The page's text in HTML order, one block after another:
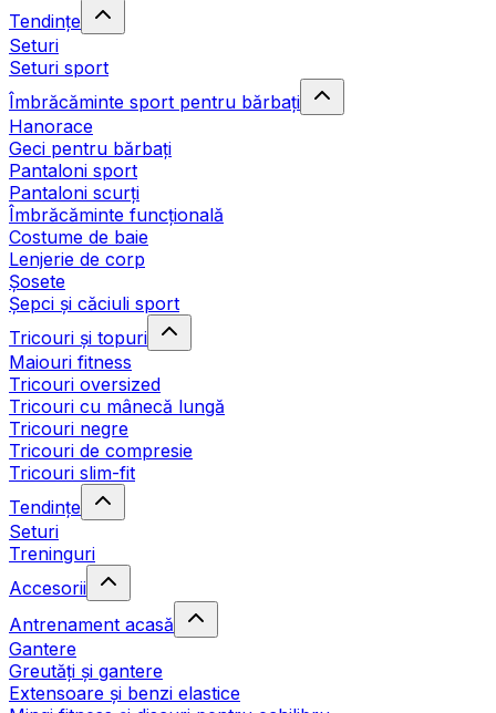
Tendințe
Seturi
Seturi sport
Îmbrăcăminte sport pentru bărbați
Hanorace
Geci pentru bărbați
Pantaloni sport
Pantaloni scurți
Îmbrăcăminte funcțională
Costume de baie
Lenjerie de corp
Șosete
Șepci și căciuli sport
Tricouri și topuri
Maiouri fitness
Tricouri oversized
Tricouri cu mânecă lungă
Tricouri negre
Tricouri de compresie
Tricouri slim-fit
Tendințe
Seturi
Treninguri
Accesorii
Antrenament acasă
Gantere
Greutăți și gantere
Extensoare și benzi elastice